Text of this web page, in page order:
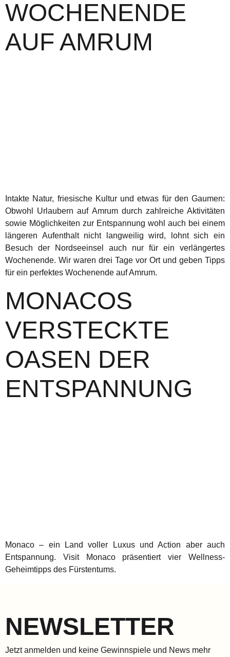
WOCHENENDE
AUF AMRUM
Intakte Natur, friesische Kultur und etwas für den Gaumen:
Obwohl Urlaubern auf Amrum durch zahlreiche Aktivitäten
sowie Möglichkeiten zur Entspannung wohl auch bei einem
längeren Aufenthalt nicht langweilig wird, lohnt sich ein
Besuch der Nordseeinsel auch nur für ein verlängertes
Wochenende. Wir waren drei Tage vor Ort und geben Tipps
für ein perfektes Wochenende auf Amrum.
MONACOS
VERSTECKTE
OASEN DER
ENTSPANNUNG
Monaco – ein Land voller Luxus und Action aber auch
Entspannung. Visit Monaco präsentiert vier Wellness-
Geheimtipps des Fürstentums.
NEWSLETTER
Jetzt anmelden und keine Gewinnspiele und News mehr